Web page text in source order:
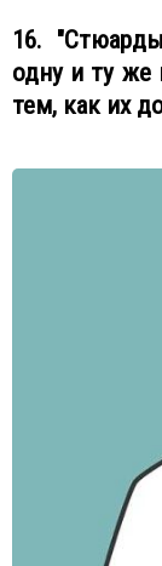
16.
одну и ту же
тем, как их